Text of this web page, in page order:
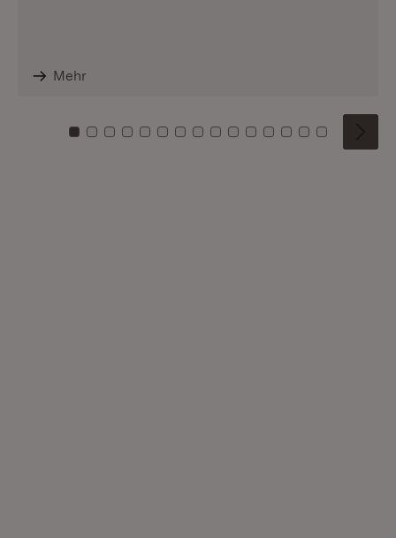
Mehr
Zu Kachel: 0
Zu Kachel: 1
Zu Kachel: 2
Zu Kachel: 3
Zu Kachel: 4
Zu Kachel: 5
Zu Kachel: 6
Zu Kachel: 7
Zu Kachel: 8
Zu Kachel: 9
Zu Kachel: 10
Zu Kachel: 11
Zu Kachel: 12
Zu Kachel:
Zu